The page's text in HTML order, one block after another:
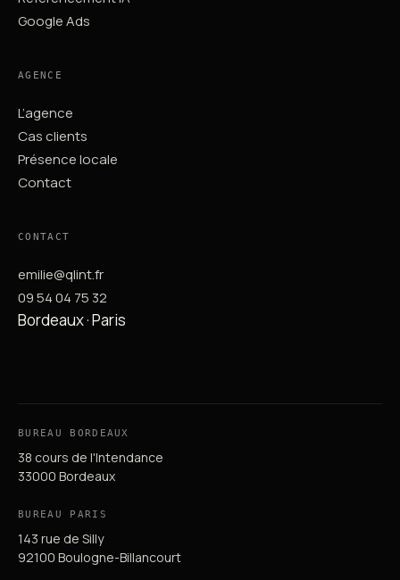
Google Ads
AGENCE
L’agence
Cas clients
Présence locale
Contact
CONTACT
emilie@qlint.fr
09 54 04 75 32
Bordeaux · Paris
BUREAU BORDEAUX
38 cours de l'Intendance
33000 Bordeaux
BUREAU PARIS
143 rue de Silly
92100 Boulogne-Billancourt